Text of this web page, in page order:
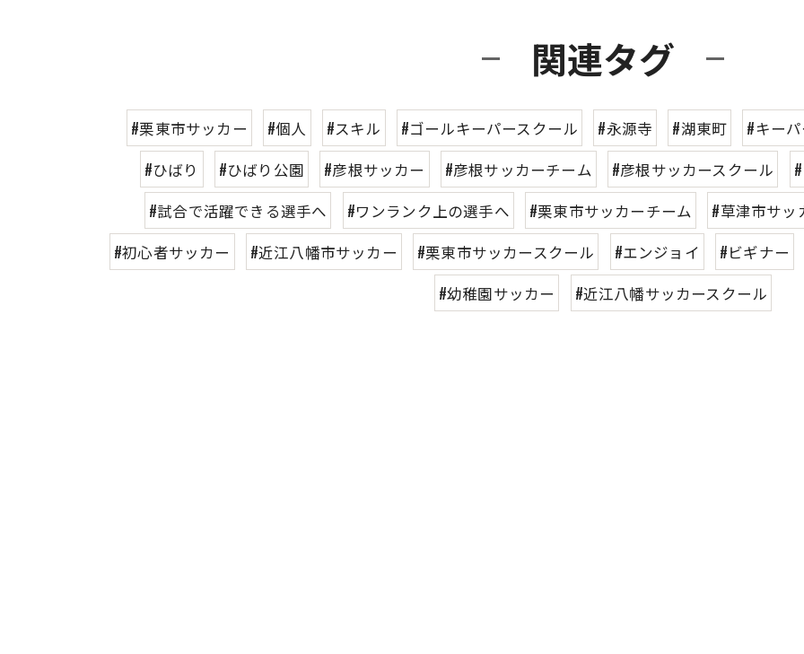
関連タグ
#栗東市サッカー #個人 #スキル #ゴールキーパースクール #永源寺 #湖東町
#キー
#ひばり
#ひばり公園 #彦根サッカー #彦根サッカーチーム #彦根サッカースクール
#試合で活躍できる選手へ
#ワンランク上の選手へ #栗東市サッカーチーム
#草津市サッ
#初心者サッカー
#近江八幡市サッカー #栗東市サッカースクール #エンジョイ
#ビギナー
#幼稚園サッカー
#近江八幡サッカースクール